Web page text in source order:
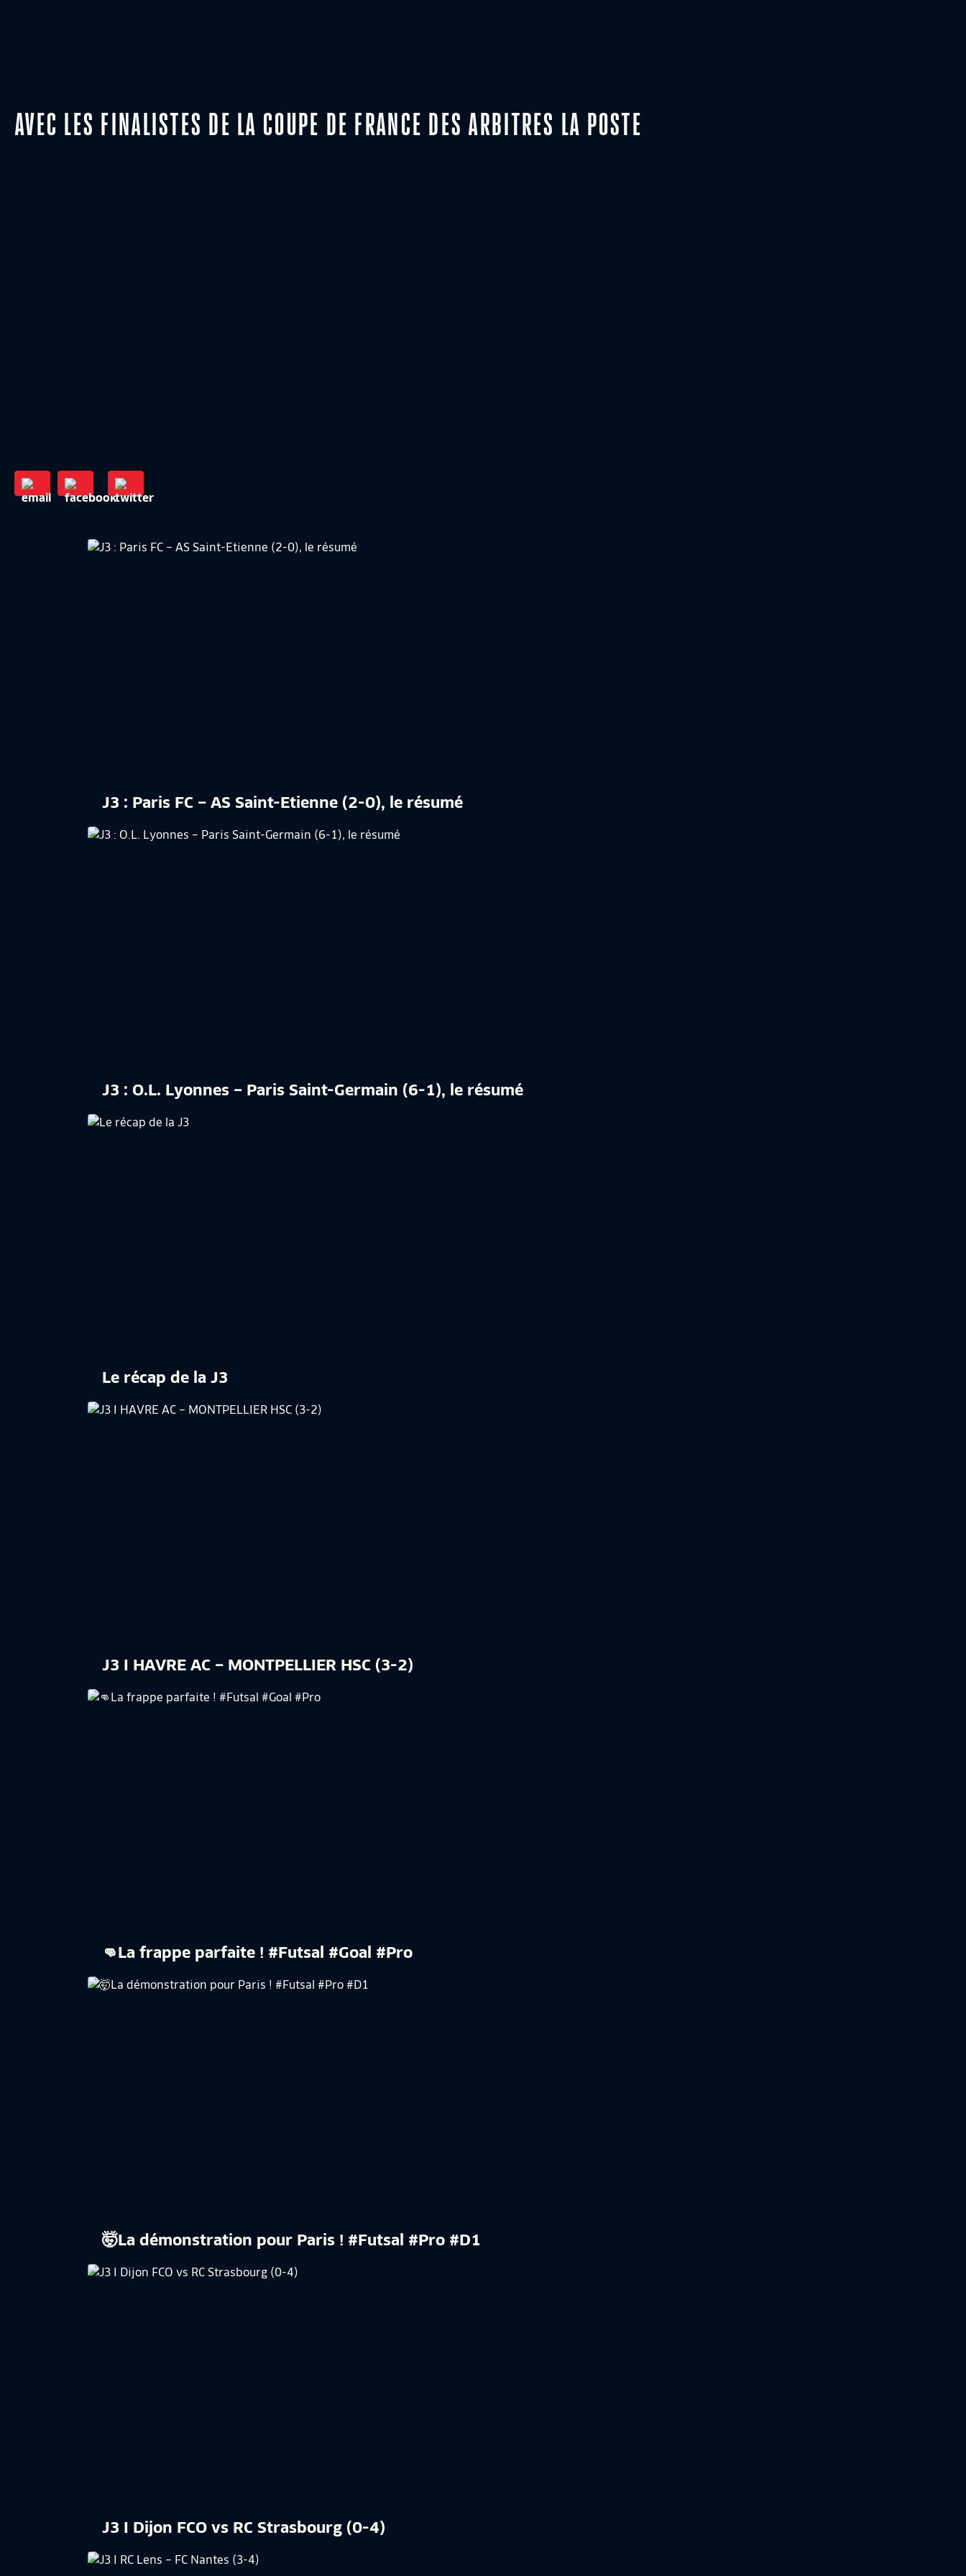
AVEC LES FINALISTES DE LA COUPE DE FRANCE DES ARBITRES LA POSTE
J3 : Paris FC – AS Saint-Etienne (2-0), le résumé
J3 : O.L. Lyonnes – Paris Saint-Germain (6-1), le résumé
Le récap de la J3
J3 I HAVRE AC – MONTPELLIER HSC (3-2)
👊La frappe parfaite ! #Futsal #Goal #Pro
​🤯La démonstration pour Paris ! #Futsal #Pro #D1
J3 I Dijon FCO vs RC Strasbourg (0-4)